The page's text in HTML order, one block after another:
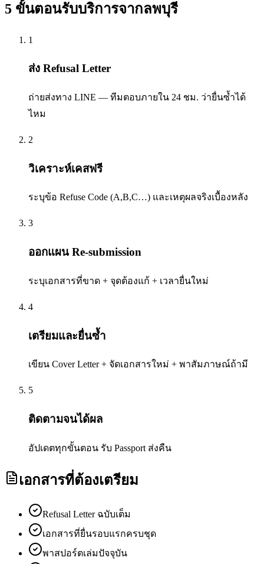
5 ขั้นตอนรับบริการจากลพบุรี
1
ส่ง Refusal Letter
ถ่ายส่งทาง LINE — ทีมตอบภายใน 24 ชม. ว่ายื่นซ้ำได้
ไหม
2
วิเคราะห์เคสฟรี
ระบุข้อ Refuse Code (A,B,C…) และเหตุผลจริงเบื้องหลัง
3
ออกแผน Re-submission
ระบุเอกสารที่ขาด + จุดต้องแก้ + เวลายื่นใหม่
4
เตรียมและยื่นซ้ำ
เขียน Cover Letter + จัดเอกสารใหม่ + พาสัมภาษณ์ถ้ามี
5
ติดตามจนได้ผล
อัปเดตทุกขั้นตอน รับ Passport ส่งคืน
เอกสารที่ต้องเตรียม
Refusal Letter ฉบับเต็ม
เอกสารที่ยื่นรอบแรกครบชุด
พาสปอร์ตเล่มปัจจุบัน